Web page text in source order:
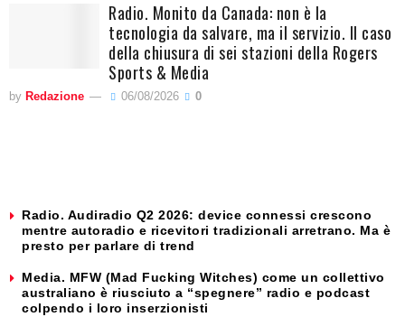
Radio. Monito da Canada: non è la
tecnologia da salvare, ma il servizio. Il caso
della chiusura di sei stazioni della Rogers
Sports & Media
by Redazione 06/08/2026 0
Radio. Audiradio Q2 2026: device connessi crescono
mentre autoradio e ricevitori tradizionali arretrano. Ma è
presto per parlare di trend
Media. MFW (Mad Fucking Witches) come un collettivo
australiano è riusciuto a “spegnere” radio e podcast
colpendo i loro inserzionisti